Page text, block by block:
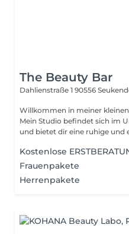
The Beauty Bar
Dahlienstraße 1 90556
Willkommen in meiner
Mein Studio befindet sich im
und bietet dir eine ruhige und
Kostenlose
Frauenpakete
Herrenpakete